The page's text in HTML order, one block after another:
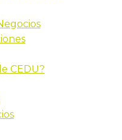
CEDU?